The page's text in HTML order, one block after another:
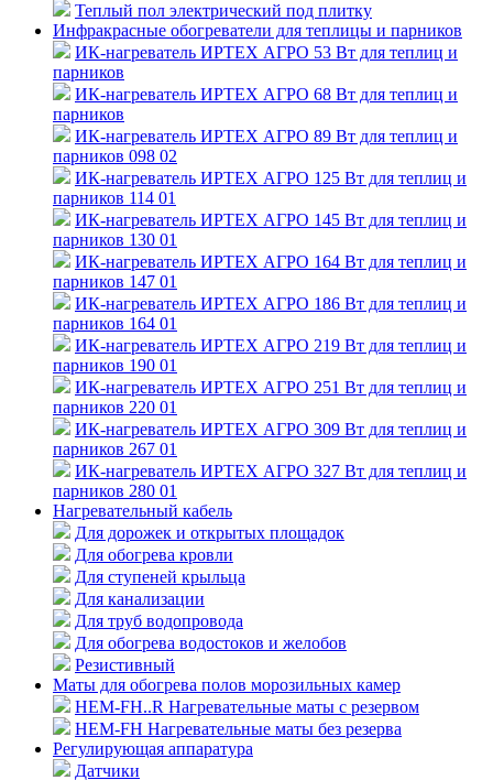
Теплый пол электрический под плитку
Инфракрасные обогреватели для теплицы и парников
ИК-нагреватель ИРТЕХ АГРО 53 Вт для теплиц и
парников
ИК-нагреватель ИРТЕХ АГРО 68 Вт для теплиц и
парников
ИК-нагреватель ИРТЕХ АГРО 89 Вт для теплиц и
парников 098 02
ИК-нагреватель ИРТЕХ АГРО 125 Вт для теплиц и
парников 114 01
ИК-нагреватель ИРТЕХ АГРО 145 Вт для теплиц и
парников 130 01
ИК-нагреватель ИРТЕХ АГРО 164 Вт для теплиц и
парников 147 01
ИК-нагреватель ИРТЕХ АГРО 186 Вт для теплиц и
парников 164 01
ИК-нагреватель ИРТЕХ АГРО 219 Вт для теплиц и
парников 190 01
ИК-нагреватель ИРТЕХ АГРО 251 Вт для теплиц и
парников 220 01
ИК-нагреватель ИРТЕХ АГРО 309 Вт для теплиц и
парников 267 01
ИК-нагреватель ИРТЕХ АГРО 327 Вт для теплиц и
парников 280 01
Нагревательный кабель
Для дорожек и открытых площадок
Для обогрева кровли
Для ступеней крыльца
Для канализации
Для труб водопровода
Для обогрева водостоков и желобов
Резистивный
Маты для обогрева полов морозильных камер
HEM-FH..R Нагревательные маты с резервом
HEM-FH Нагревательные маты без резерва
Регулирующая аппаратура
Датчики